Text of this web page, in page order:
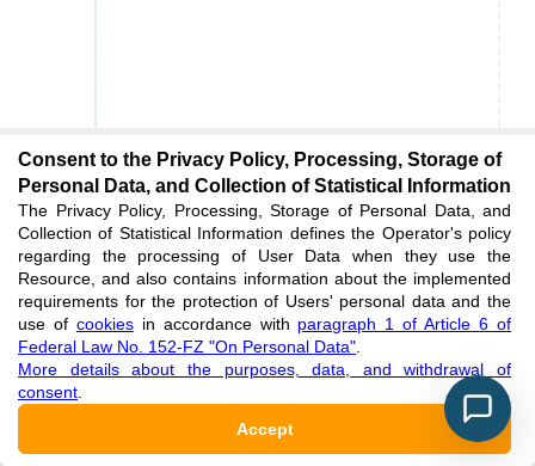
Consent to the Privacy Policy, Processing, Storage of
Personal Data, and Collection of Statistical Information
The Privacy Policy, Processing, Storage of Personal Data, and
Collection of Statistical Information defines the Operator's policy
regarding the processing of User Data when they use the
Resource, and also contains information about the implemented
requirements for the protection of Users' personal data and the
use of cookiesin accordance with paragraph 1 of Article 6 of
Federal Law No. 152-FZ "On Personal Data"
More details about the purposes, data, and withdrawal of
consent
Accept